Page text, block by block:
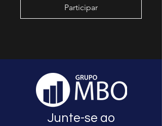
Participar
Junte-se ao